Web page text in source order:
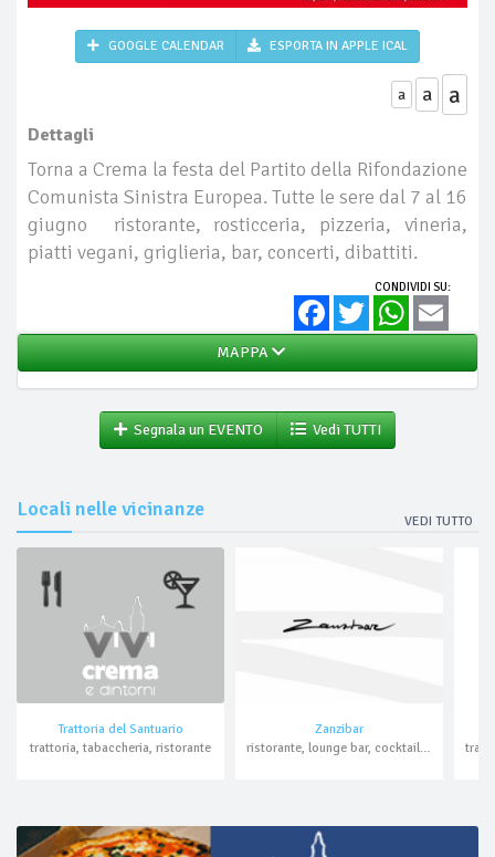
GOOGLE CALENDAR ESPORTA IN APPLE ICAL
a a a
Dettagli
Torna a Crema la festa del Partito della Rifondazione
Comunista Sinistra Europea. Tutte le sere dal 7 al 16
giugno ristorante, rosticceria, pizzeria, vineria,
piatti vegani, griglieria, bar, concerti, dibattiti.
CONDIVIDI SU:
FacebookTwitter WhatsApp
MAPPA
Segnala un EVENTO Vedi TUTTI
Locali nelle vicinanze
VEDI TUTTO
Trattoria del Santuario
trattoria, tabaccheria, ristorante
Zanzibar
ristorante, lounge bar, cocktail bar, discopub, live, pranzo di lavoro